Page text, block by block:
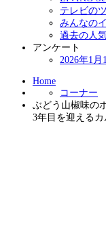
テレビの
みんなの
過去の人
アンケート
2026年1
Home
コーナー
ぶどう山椒味の
3年目を迎える